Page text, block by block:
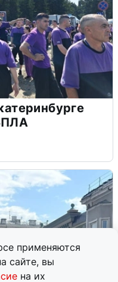
применяются
сайте, вы
на их